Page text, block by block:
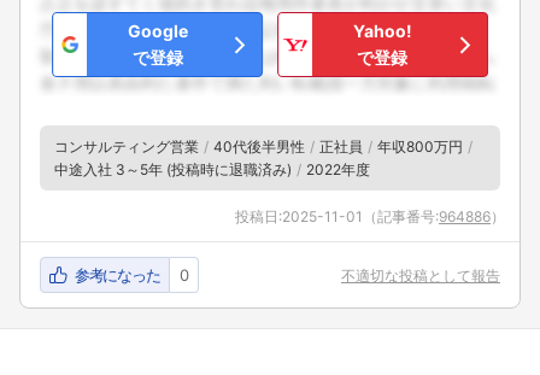
Google
で登録
Yahoo!
で登録
コンサルティング営業 40代後半男性 正社員
年収800万円
中途入社 3～5年 (投稿時に退職済み)
2022年度
投稿日:2025-11-01 （記事番号:964886）
参考になった 0 不適切な投稿として報告